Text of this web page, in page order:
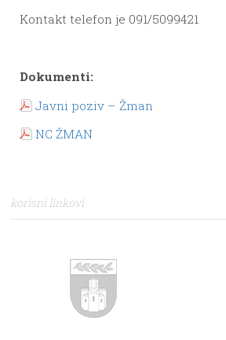
Kontakt telefon je 091/5099421
Dokumenti:
Javni poziv – Žman
NC ŽMAN
korisni linkovi